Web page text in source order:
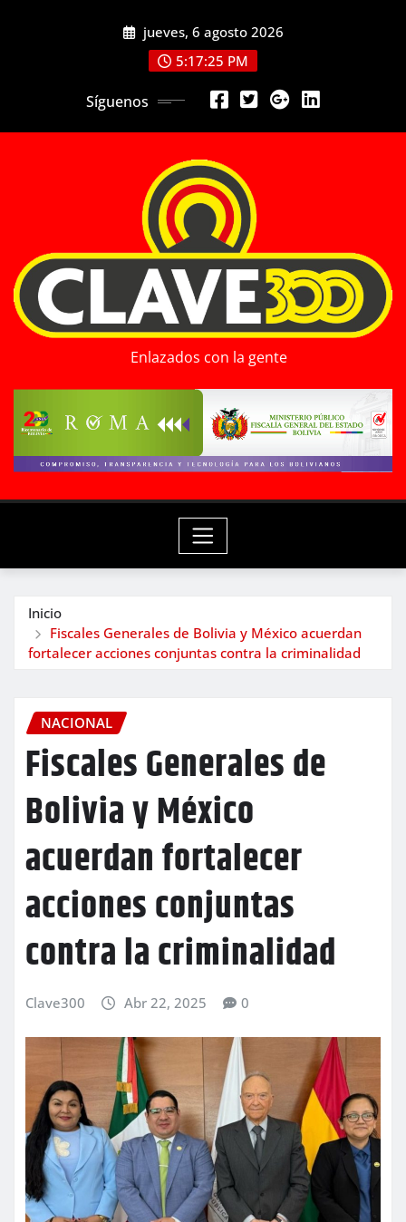
jueves, 6 agosto 2026
5:17:27 PM
Síguenos
Enlazados con la gente
Inicio
Fiscales Generales de Bolivia y México acuerdan
fortalecer acciones conjuntas contra la criminalidad
NACIONAL
Fiscales Generales de
Bolivia y México
acuerdan fortalecer
acciones conjuntas
contra la criminalidad
Clave300 Abr 22, 2025 0